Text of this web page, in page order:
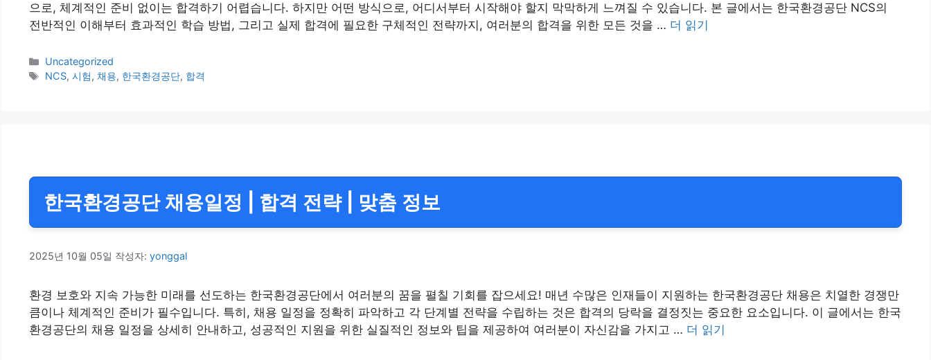
으로, 체계적인 준비 없이는 합격하기 어렵습니다. 하지만 어떤 방식으로, 어디서부터 시작해야 할지 막막하게 느껴질 수 있습니다. 본 글에서는 한국환경공단 NCS의
전반적인 이해부터 효과적인 학습 방법, 그리고 실제 합격에 필요한 구체적인 전략까지, 여러분의 합격을 위한 모든 것을 … 더 읽기
카
테
Uncategorized
태
NCS,시험, 채용, 한국환경공단, 합격
한국환경공단 채용일정 | 합격 전략 | 맞춤 정보
2025년 10월 05일 작성자: yonggal
환경 보호와 지속 가능한 미래를 선도하는 한국환경공단에서 여러분의 꿈을 펼칠 기회를 잡으세요! 매년 수많은 인재들이 지원하는 한국환경공단 채용은 치열한 경쟁만
큼이나 체계적인 준비가 필수입니다. 특히, 채용 일정을 정확히 파악하고 각 단계별 전략을 수립하는 것은 합격의 당락을 결정짓는 중요한 요소입니다. 이 글에서는 한국
환경공단의 채용 일정을 상세히 안내하고, 성공적인 지원을 위한 실질적인 정보와 팁을 제공하여 여러분이 자신감을 가지고 … 더 읽기